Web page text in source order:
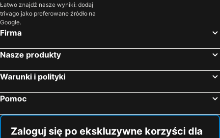
Łatwo znajdź nasze wyniki: dodaj
trivago jako preferowane źródło na
Google.
Firma
Nasze produkty
Warunki i polityki
Pomoc
Zaloguj się po ekskluzywne korzyści dla